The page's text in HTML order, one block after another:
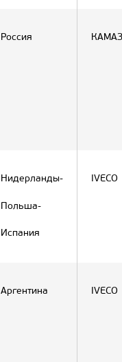
Россия КАМАЗ
Нидерланды-
Польша-
Испания
IVECO
Аргентина IVECO